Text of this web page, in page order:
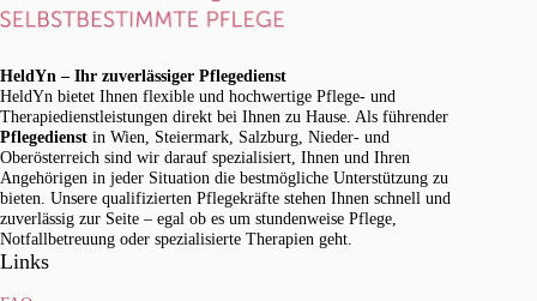
HeldYn – Ihr zuverlässiger Pflegedienst
HeldYn bietet Ihnen flexible und hochwertige Pflege- und
Therapiedienstleistungen direkt bei Ihnen zu Hause. Als führender
Pflegedienst in Wien, Steiermark, Salzburg, Nieder- und
Oberösterreich sind wir darauf spezialisiert, Ihnen und Ihren
Angehörigen in jeder Situation die bestmögliche Unterstützung zu
bieten. Unsere qualifizierten Pflegekräfte stehen Ihnen schnell und
zuverlässig zur Seite – egal ob es um stundenweise Pflege,
Notfallbetreuung oder spezialisierte Therapien geht.
Links